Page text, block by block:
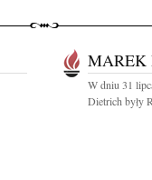
MAREK
W dniu 31
Dietrich były